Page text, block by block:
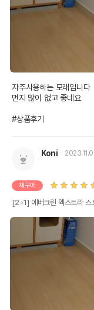
자주사용하는 모래입니다
먼지 많이 없고 좋네요
#상품후기
Koni
재구매
[2+1] 에버크린 엑스트라 스